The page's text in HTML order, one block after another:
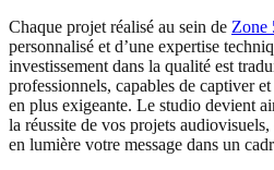
Chaque projet réalisé au sein de Zone
personnalisé et d’une expertise
investissement dans la qualité est
professionnels, capables de captiver
en plus exigeante. Le studio devient
la réussite de vos projets
en lumière votre message dans un